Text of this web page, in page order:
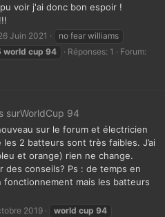
voir j'ai donc bon espoir !
Juin 2021
no fear williams
world cup 94 Réponses: 1
Forum:
surWorldCup 94
sur le forum et électricien
2 batteurs sont très faibles. J’ai
et orange) rien ne change.
des conseils? Ps : de temps en
mais les batteurs
2019 world cup 94